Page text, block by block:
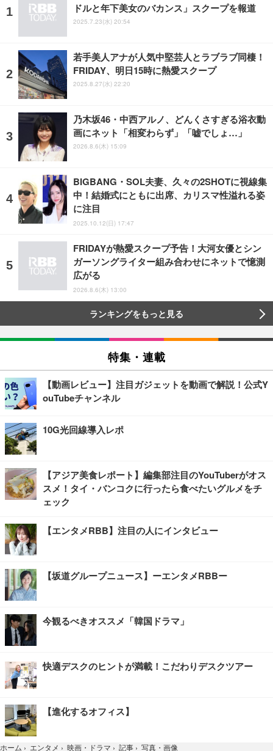
ドルと年下美女のバカンス」スクープを報道
2025.7.23(水) 20:54
若手美人アナが人気中堅芸人とラブラブ同棲！
FRIDAY、明日15時に熱愛スクープ
2025.8.27(水) 22:20
乃木坂46・中西アルノ、どんくさすぎる浴衣動
画にネット「相変わらず」「嘘でしょ…」
2026.8.6(木) 15:09
BIGBANG・SOL夫妻、久々の2SHOTに視線集
中！結婚式にともに出席、カリスマ性溢れる姿
に注目
2025.10.12(日) 17:47
FRIDAYが熱愛スクープ予告！大河女優とシン
ガーソングライター組み合わせにネットで憶測
広がる
2026.8.6(木) 13:00
ランキングをもっと見る
特集・連載
【動画レビュー】注目ガジェットを動画で解説！公式Y
ouTubeチャンネル
10G光回線導入レポ
【アジア美食レポート】編集部注目のYouTuberがオス
スメ！タイ・バンコクに行ったら食べたいグルメをチ
ェック
【エンタメRBB】注目の人にインタビュー
【坂道グループニュース】ーエンタメRBBー
今観るべきオススメ「韓国ドラマ」
快適デスクのヒントが満載！こだわりデスクツアー
【進化するオフィス】
ホーム › エンタメ › 映画・ドラマ › 記事 › 写真・画像